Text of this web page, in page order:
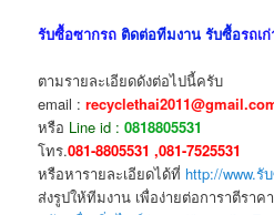
รับซื้อซากรถ ติดต่อทีมงาน รับซื้อรถเ
ตามรายละเอียดดังต่อไปนี้ครับ
email :
หรือ Line id :0818805531
โทร.081-8805531 ,081-7525531
หรือหารายละเอียดได้ที่ http://www.รั
ส่งรูปให้ทีมงาน เพื่อง่ายต่อการาตีราค